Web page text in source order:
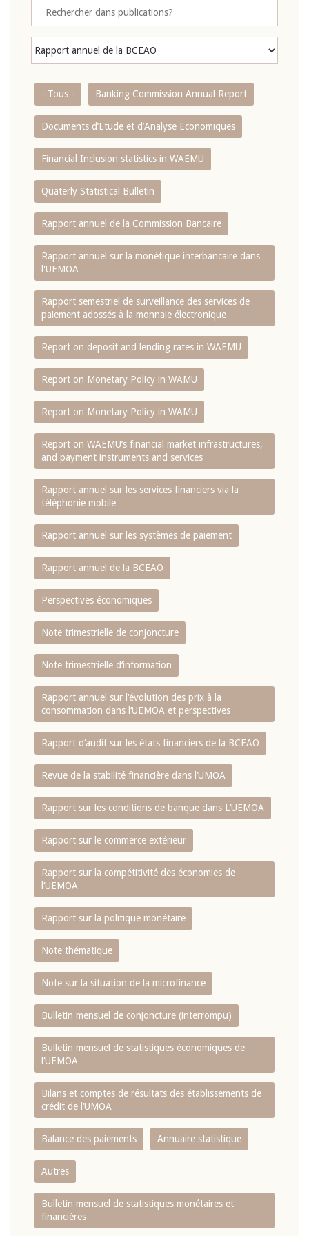
- Tous - Banking Commission Annual Report
Documents d’Etude et d’Analyse Economiques
Financial Inclusion statistics in WAEMU
Quaterly Statistical Bulletin
Rapport annuel de la Commission Bancaire
Rapport annuel sur la monétique interbancaire dans
l'UEMOA
Rapport semestriel de surveillance des services de
paiement adossés à la monnaie électronique
Report on deposit and lending rates in WAEMU
Report on Monetary Policy in WAMU
Report on Monetary Policy in WAMU
Report on WAEMU’s financial market infrastructures,
and payment instruments and services
Rapport annuel sur les services financiers via la
téléphonie mobile
Rapport annuel sur les systèmes de paiement
Rapport annuel de la BCEAO
Perspectives économiques
Note trimestrielle de conjoncture
Note trimestrielle d‘information
Rapport annuel sur l‘évolution des prix à la
consommation dans l‘UEMOA et perspectives
Rapport d‘audit sur les états financiers de la BCEAO
Revue de la stabilité financière dans l‘UMOA
Rapport sur les conditions de banque dans L‘UEMOA
Rapport sur le commerce extérieur
Rapport sur la compétitivité des économies de
l‘UEMOA
Rapport sur la politique monétaire
Note thématique
Note sur la situation de la microfinance
Bulletin mensuel de conjoncture (interrompu)
Bulletin mensuel de statistiques économiques de
l‘UEMOA
Bilans et comptes de résultats des établissements de
crédit de l‘UMOA
Balance des paiements Annuaire statistique
Autres
Bulletin mensuel de statistiques monétaires et
financières